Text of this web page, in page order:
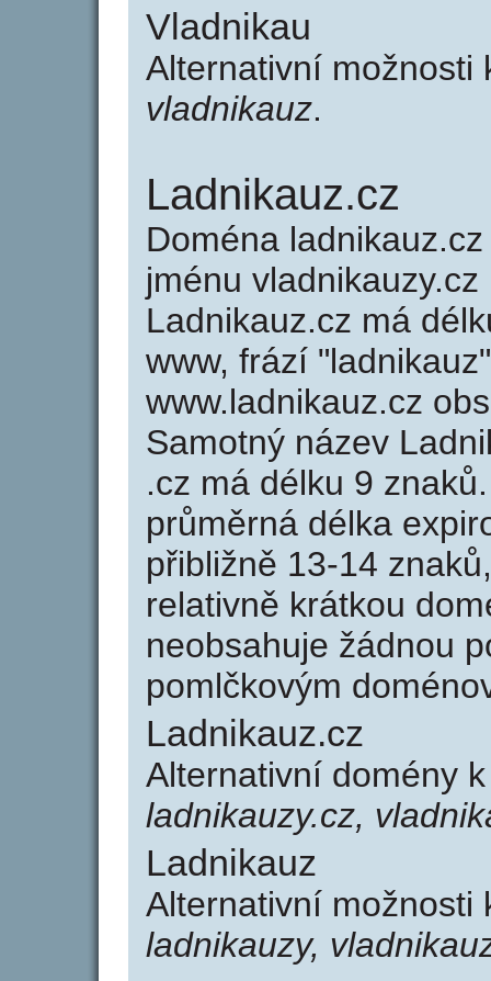
Vladnikau
Alternativní možnosti
vladnikauz.
Ladnikauz.cz
Doména
jménu
Ladnikauz.cz má
www, frází
www.ladnikauz.cz
Samotný název
.cz má délku 9
průměrná délka
přibližně 13-14
relativně krátkou
neobsahuje žádnou
pomlčkovým
Ladnikauz.cz
Alternativní domény
ladnikauzy.cz,
Ladnikauz
Alternativní možnosti
ladnikauzy,